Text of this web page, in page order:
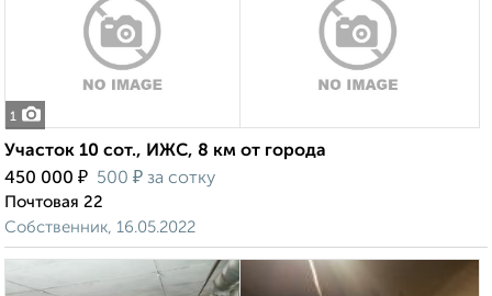
1
Участок 10 сот., ИЖС, 8 км от города
450 000 ₽ 500 ₽ за сотку
Почтовая 22
Собственник, 16.05.2022